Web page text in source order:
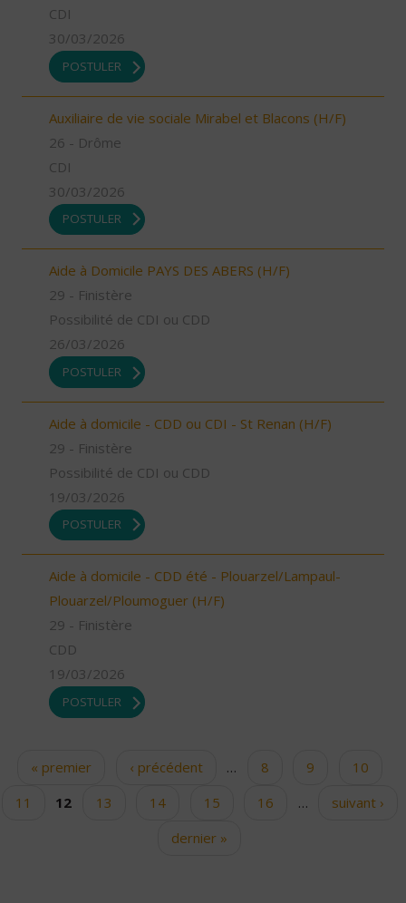
CDI
30/03/2026
POSTULER
Auxiliaire de vie sociale Mirabel et Blacons (H/F)
26 - Drôme
CDI
30/03/2026
POSTULER
Aide à Domicile PAYS DES ABERS (H/F)
29 - Finistère
Possibilité de CDI ou CDD
26/03/2026
POSTULER
Aide à domicile - CDD ou CDI - St Renan (H/F)
29 - Finistère
Possibilité de CDI ou CDD
19/03/2026
POSTULER
Aide à domicile - CDD été - Plouarzel/Lampaul-
Plouarzel/Ploumoguer (H/F)
29 - Finistère
CDD
19/03/2026
POSTULER
Pages« premier ‹ précédent … 8 9
10
11
12 13 14 15 16 …
suivant ›
dernier »